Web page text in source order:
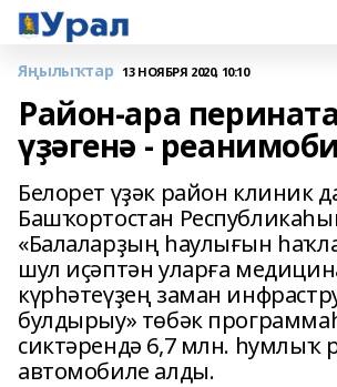
Яңылыҡтар 13 НОЯБРЯ 2020, 10:10
Район-ара
үҙәгенә -
Белорет үҙәк район клиник
Башҡортостан
«Балаларҙың һаулығын
шул иҫәптән уларға
күрһәтеүҙең заман
булдырыу» төбәк
сиктәрендә 6,7 млн. һумлыҡ
автомобиле алды.